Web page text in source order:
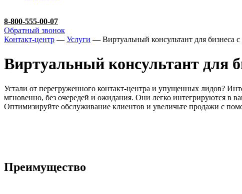
8-800-555-00-07
Обратный звонок
Контакт-центр — Услуги — Виртуальный консультант для бизнеса
Виртуальный консультант для
Устали от перегруженного контакт-центра и упущенных лидов?
мгновенно, без очередей и ожидания. Они легко интегрируются в
Оптимизируйте обслуживание клиентов и увеличьте продажи с
Преимущество